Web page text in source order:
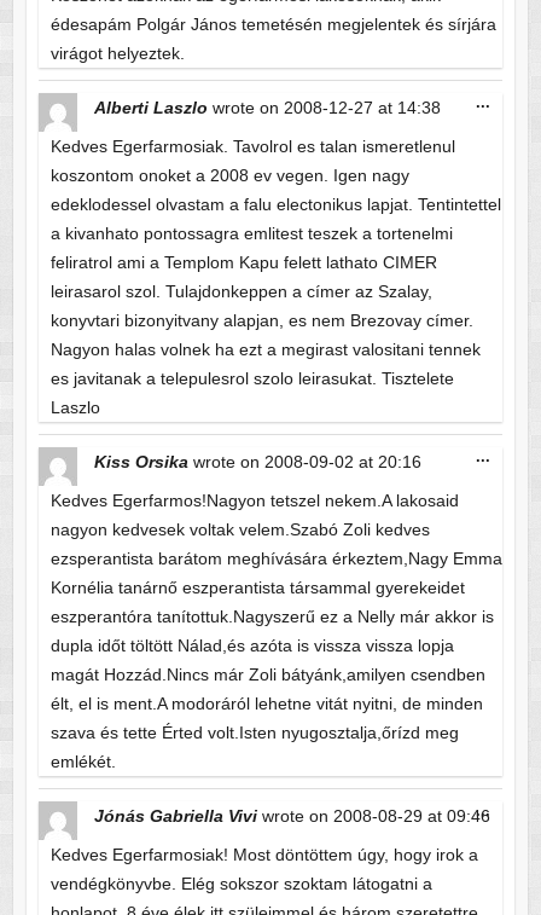
édesapám Polgár János temetésén megjelentek és sírjára
virágot helyeztek.
Alberti Laszlo wrote on 2008-12-27 at 14:38
Kedves Egerfarmosiak. Tavolrol es talan ismeretlenul
koszontom onoket a 2008 ev vegen. Igen nagy
edeklodessel olvastam a falu electonikus lapjat. Tentintettel
a kivanhato pontossagra emlitest teszek a tortenelmi
feliratrol ami a Templom Kapu felett lathato CIMER
leirasarol szol. Tulajdonkeppen a címer az Szalay,
konyvtari bizonyitvany alapjan, es nem Brezovay címer.
Nagyon halas volnek ha ezt a megirast valositani tennek
es javitanak a telepulesrol szolo leirasukat. Tisztelete
Laszlo
...
Kiss Orsika wrote on 2008-09-02 at 20:16
Kedves Egerfarmos!Nagyon tetszel nekem.A lakosaid
nagyon kedvesek voltak velem.Szabó Zoli kedves
ezsperantista barátom meghívására érkeztem,Nagy Emma
Kornélia tanárnő eszperantista társammal gyerekeidet
eszperantóra tanítottuk.Nagyszerű ez a Nelly már akkor is
dupla időt töltött Nálad,és azóta is vissza vissza lopja
magát Hozzád.Nincs már Zoli bátyánk,amilyen csendben
élt, el is ment.A modoráról lehetne vitát nyitni, de minden
szava és tette Érted volt.Isten nyugosztalja,őrízd meg
emlékét.
...
Jónás Gabriella Vivi wrote on 2008-08-29 at 09:46
Kedves Egerfarmosiak! Most döntöttem úgy, hogy irok a
vendégkönyvbe. Elég sokszor szoktam látogatni a
...